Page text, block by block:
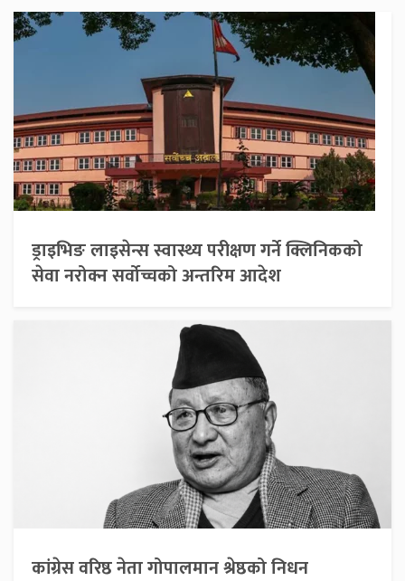
ड्राइभिङ लाइसेन्स स्वास्थ्य परीक्षण गर्ने क्लिनिकको
सेवा नरोक्न सर्वोच्चको अन्तरिम आदेश
कांग्रेस वरिष्ठ नेता गोपालमान श्रेष्ठको निधन